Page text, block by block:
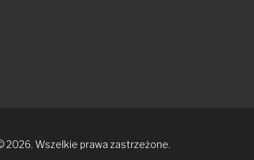
2026. Wszelkie prawa zastrzeżone.